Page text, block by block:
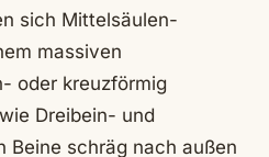
sich Mittelsäulen-
massiven
oder kreuzförmig
Dreibein- und
Beine schräg nach außen